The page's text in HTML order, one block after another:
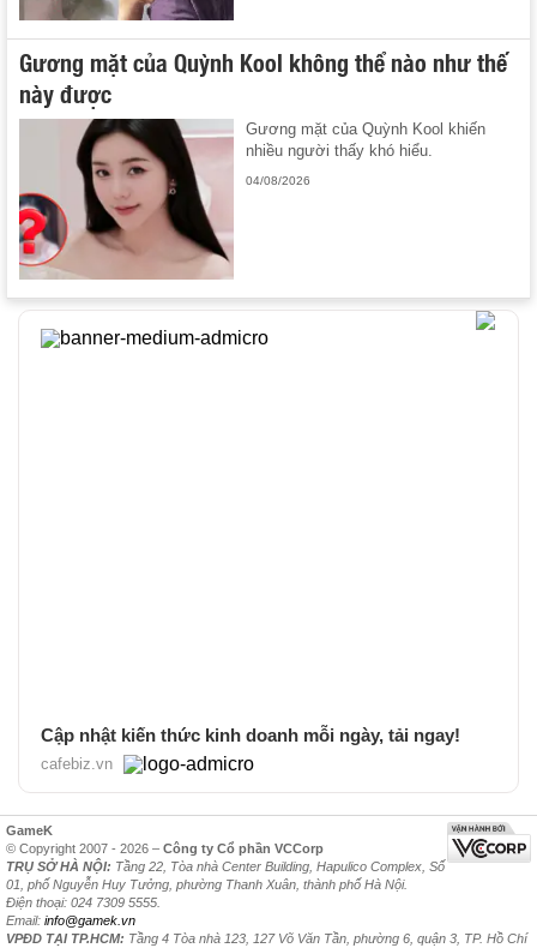
Gương mặt của Quỳnh Kool không thể nào như thế
này được
Gương mặt của Quỳnh Kool khiến
nhiều người thấy khó hiểu.
04/08/2026
Cập nhật kiến thức kinh doanh mỗi ngày, tải ngay!
cafebiz.vn
GameK
© Copyright 2007 - 2026 – Công ty Cổ phần VCCorp
TRỤ SỞ HÀ NỘI: Tầng 22, Tòa nhà Center Building, Hapulico Complex, Số
01, phố Nguyễn Huy Tưởng, phường Thanh Xuân, thành phố Hà Nội.
Điện thoại: 024 7309 5555.
Email: info@gamek.vn
VPĐD TẠI TP.HCM: Tầng 4 Tòa nhà 123, 127 Võ Văn Tần, phường 6, quận 3, TP. Hồ Chí